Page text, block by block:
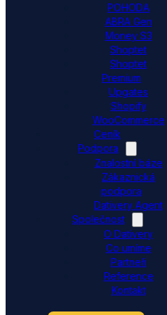
POHODA
ABRA Gen
Money S3
Shoptet
Shoptet
Premium
Upgates
Shopify
WooCommerce
Ceník
Podpora
Znalostní báze
Zákaznická
podpora
Dativery Agent
Společnost
O Dativery
Co umíme
Partneři
Reference
Kontakt